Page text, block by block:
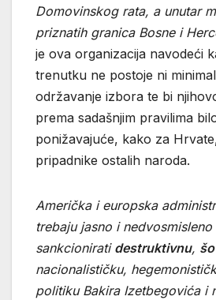
Domovinskog rata, a unutar
priznatih granica Bosne i
je ova organizacija navodeći
trenutku ne postoje ni
održavanje izbora te bi
prema sadašnjim pravilima
ponižavajuće, kako za
pripadnike ostalih naroda.
Američka i europska
trebaju jasno i
sankcionirati destruktivnu,
nacionalističku,
politiku Bakira Izetbegovića i